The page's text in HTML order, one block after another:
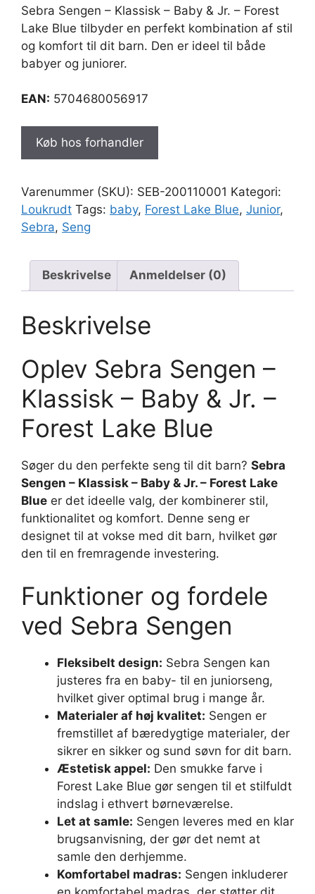
Sebra Sengen – Klassisk – Baby & Jr. – Forest
Lake Blue tilbyder en perfekt kombination af stil
og komfort til dit barn. Den er ideel til både
babyer og juniorer.
EAN: 5704680056917
Køb hos forhandler
Varenummer (SKU): SEB-200110001 Kategori:
Loukrudt Tags: baby, Forest Lake Blue, Junior,
Sebra, Seng
Beskrivelse Anmeldelser (0)
Beskrivelse
Oplev Sebra Sengen –
Klassisk – Baby & Jr. –
Forest Lake Blue
Søger du den perfekte seng til dit barn? Sebra
Sengen – Klassisk – Baby & Jr. – Forest Lake
Blue er det ideelle valg, der kombinerer stil,
funktionalitet og komfort. Denne seng er
designet til at vokse med dit barn, hvilket gør
den til en fremragende investering.
Funktioner og fordele
ved Sebra Sengen
Fleksibelt design: Sebra Sengen kan
justeres fra en baby- til en juniorseng,
hvilket giver optimal brug i mange år.
Materialer af høj kvalitet: Sengen er
fremstillet af bæredygtige materialer, der
sikrer en sikker og sund søvn for dit barn.
Æstetisk appel: Den smukke farve i
Forest Lake Blue gør sengen til et stilfuldt
indslag i ethvert børneværelse.
Let at samle: Sengen leveres med en klar
brugsanvisning, der gør det nemt at
samle den derhjemme.
Komfortabel madras: Sengen inkluderer